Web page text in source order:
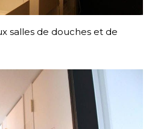
salles de douches et de